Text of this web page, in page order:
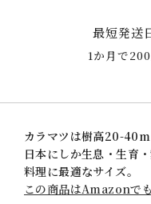
最短発
1か月で
カラマツは樹高20-40m
日本にしか生息・生育
料理に最適なサイズ。
この商品はAmazonで